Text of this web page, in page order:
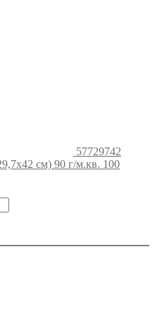
57729742
см) 90 г/м.кв. 100